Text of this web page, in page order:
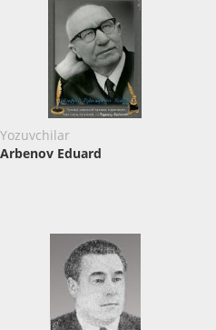
Yozuvchilar
Arbenov Eduard